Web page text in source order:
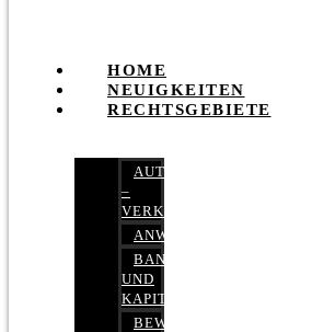
HOME
NEUIGKEITEN
RECHTSGEBIETE
AUTOBETRUG
–
VERKEHRSRECHT
ANWALTSHAFTUNGSRECHT
BANK-
UND
KAPITALMARKTRECHT
BEWERTUNGEN